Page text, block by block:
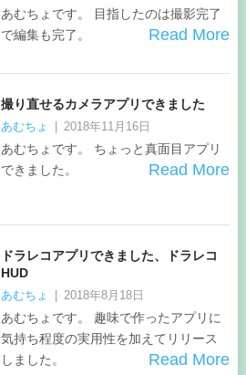
あむちょです。 目指したのは撮影完了
で編集も完了。
Read More
撮り直せるカメラアプリできました
あむちょ 2018年11月16日
あむちょです。 ちょっと真面目アプリ
できました。
Read More
ドラレコアプリできました、ドラレコ
HUD
あむちょ 2018年8月18日
あむちょです。 趣味で作ったアプリに
気持ち程度の実用性を加えてリリース
しました。
Read More